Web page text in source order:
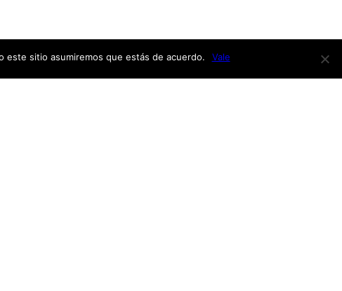
este sitio asumiremos que estás de acuerdo. Vale